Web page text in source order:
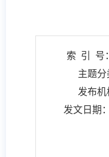
索 引 号
主题分
发布
发文日期